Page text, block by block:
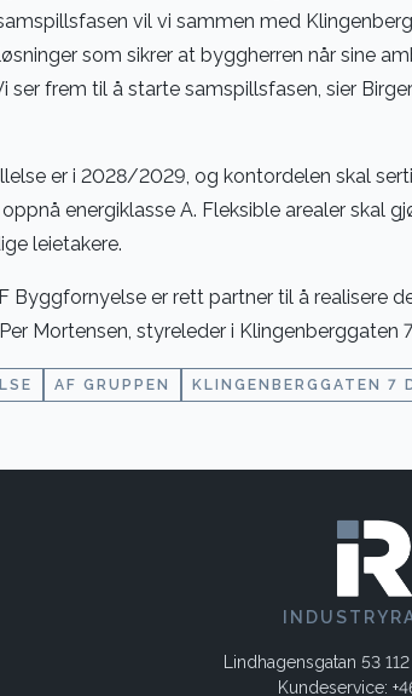
vil vi sammen med
som sikrer at byggherren når sine
ser frem til å starte samspillsfasen, sier
er i 2028/2029, og kontordelen skal
energiklasse A. Fleksible arealer skal
leietakere.
Byggfornyelse er rett partner til å realisere
Mortensen, styreleder i Klingenberggaten
AF GRUPPEN KLINGENBERGGATEN 7
Lindhagensgatan 53
Kundeservice: